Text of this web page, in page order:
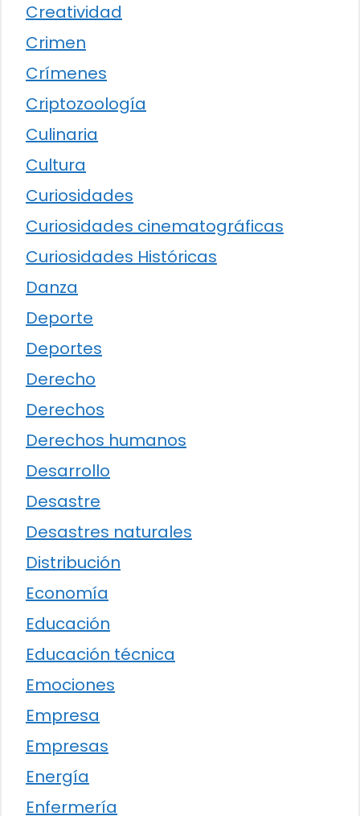
Creatividad
Crimen
Crímenes
Criptozoología
Culinaria
Cultura
Curiosidades
Curiosidades cinematográficas
Curiosidades Históricas
Danza
Deporte
Deportes
Derecho
Derechos
Derechos humanos
Desarrollo
Desastre
Desastres naturales
Distribución
Economía
Educación
Educación técnica
Emociones
Empresa
Empresas
Energía
Enfermería